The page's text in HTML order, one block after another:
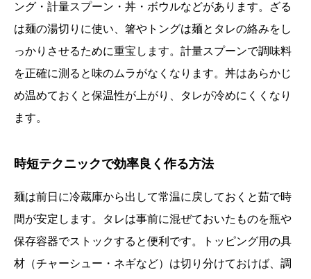
ング・計量スプーン・丼・ボウルなどがあります。ざる
は麺の湯切りに使い、箸やトングは麺とタレの絡みをし
っかりさせるために重宝します。計量スプーンで調味料
を正確に測ると味のムラがなくなります。丼はあらかじ
め温めておくと保温性が上がり、タレが冷めにくくなり
ます。
時短テクニックで効率良く作る方法
麺は前日に冷蔵庫から出して常温に戻しておくと茹で時
間が安定します。タレは事前に混ぜておいたものを瓶や
保存容器でストックすると便利です。トッピング用の具
材（チャーシュー・ネギなど）は切り分けておけば、調